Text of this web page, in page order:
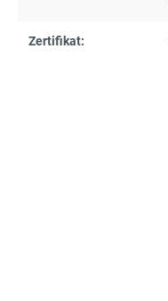
Zertifikat: